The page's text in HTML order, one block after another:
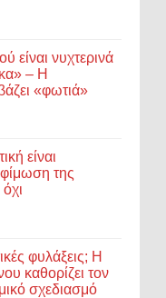
είναι νυχτερινά
– Η
«φωτιά»
είναι
της
φυλάξεις; Η
καθορίζει τον
σχεδιασμό